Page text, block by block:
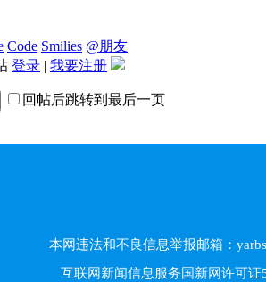
Code Smilies @朋友
登录 | 我要注册
回帖后跳转到最后一页
本网违法和不良信息举报邮箱：
互联网新闻信息服务国新网许可